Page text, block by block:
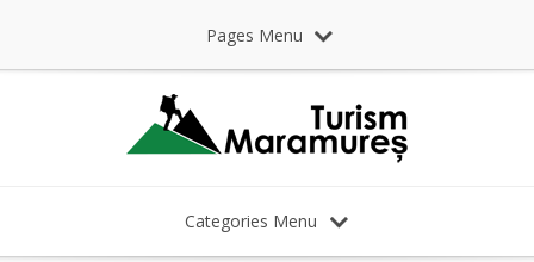
Pages Menu
Categories Menu